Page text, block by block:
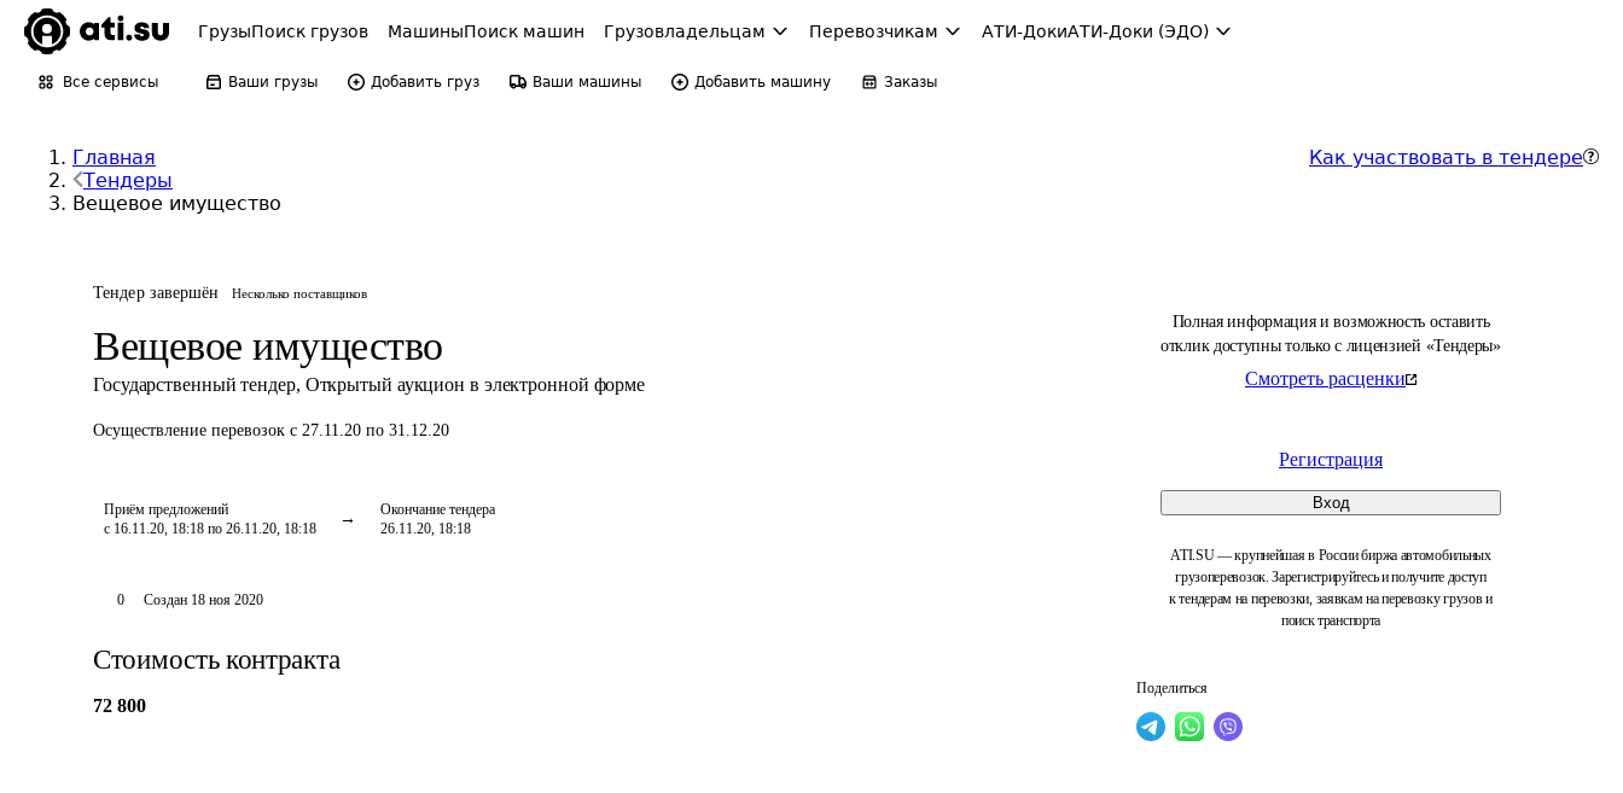
ГрузыПоиск грузов МашиныПоиск машин Грузовладельцам Перевозчикам АТИ-ДокиАТИ-Доки (ЭДО)
Все сервисы Ваши грузы Добавить груз Ваши машины Добавить машину Заказы
Главная
Тендеры
Вещевое имущество
Как участвовать в тендере
Тендер завершён Несколько поставщиков
Вещевое имущество
Государственный тендер, Открытый аукцион в электронной форме
Осуществление перевозок с 27.11.20 по 31.12.20
Приём предложений
с 16.11.20, 18:18 по 26.11.20, 18:18
Окончание тендера
26.11.20, 18:18
Полная информация и возможность оставить
отклик доступны только с лицензией «Тендеры»
Смотреть расценки
Регистрация
Вход
ATI.SU — крупнейшая в России биржа автомобильных
грузоперевозок. Зарегистрируйтесь и получите доступ
к тендерам на перевозки, заявкам на перевозку грузов и
поиск транспорта
Поделиться
0 Создан 18 ноя 2020
Стоимость контракта
72 800